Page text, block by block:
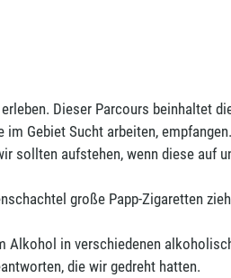
Dieser Parcours beinhaltet
Gebiet Sucht arbeiten,
sollten aufstehen, wenn diese
große Papp-Zigaretten
in verschiedenen
die wir gedreht hatten.